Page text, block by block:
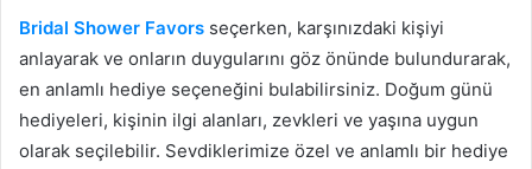
Bridal Shower Favors seçerken, karşınızdaki kişiyi
anlayarak ve onların duygularını göz önünde bulundurarak,
en anlamlı hediye seçeneğini bulabilirsiniz. Doğum günü
hediyeleri, kişinin ilgi alanları, zevkleri ve yaşına uygun
olarak seçilebilir. Sevdiklerimize özel ve anlamlı bir hediye